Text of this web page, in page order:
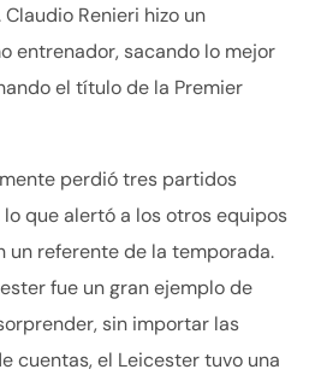
Renieri hizo un
entrenador, sacando lo mejor
el título de la Premier
perdió tres partidos
que alertó a los otros equipos
un referente de la temporada.
fue un gran ejemplo de
sin importar las
cuentas, el Leicester tuvo una